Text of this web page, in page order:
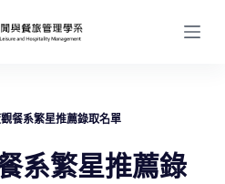
餐系繁星推薦錄取名單
系繁星推薦錄